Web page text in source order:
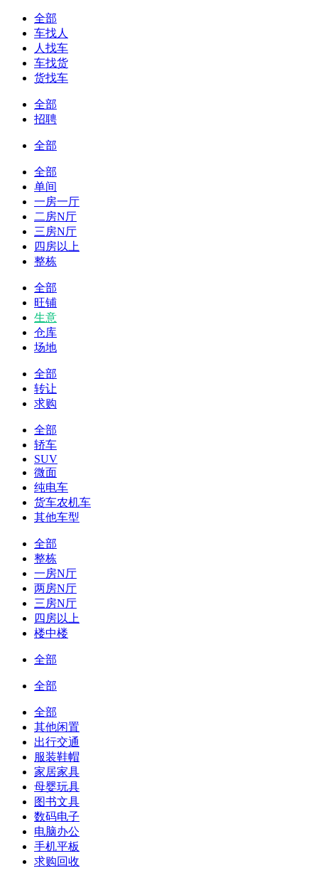
全部
车找人
人找车
车找货
货找车
全部
招聘
全部
全部
单间
一房一厅
二房N厅
三房N厅
四房以上
整栋
全部
旺铺
生意
仓库
场地
全部
转让
求购
全部
轿车
SUV
微面
纯电车
货车农机车
其他车型
全部
整栋
一房N厅
两房N厅
三房N厅
四房以上
楼中楼
全部
全部
全部
其他闲置
出行交通
服装鞋帽
家居家具
母婴玩具
图书文具
数码电子
电脑办公
手机平板
求购回收